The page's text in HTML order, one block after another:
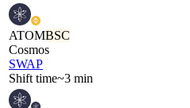
ATOMBSC
Cosmos
SWAP
Shift time~3 min